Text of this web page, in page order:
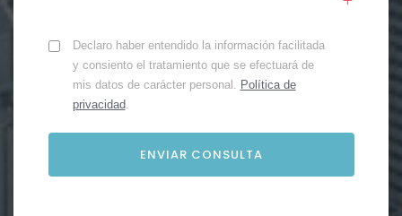
Declaro haber entendido la información facilitada
y consiento el tratamiento que se efectuará de
mis datos de carácter personal. Política de
privacidad.